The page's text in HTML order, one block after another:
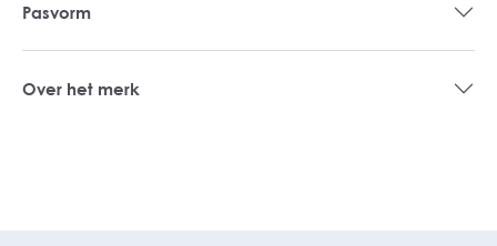
Pasvorm
Over het merk